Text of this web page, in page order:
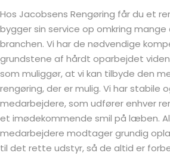
Hos Jacobsens Rengøring får du et
bygger sin service op omkring mange
branchen. Vi har de nødvendige
grundstene af hårdt oparbejdet
som muliggør, at vi kan tilbyde den
rengøring, der er mulig. Vi har stabile
medarbejdere, som udfører enhver
et imødekommende smil på læben.
medarbejdere modtager grundig
til det rette udstyr, så de altid er